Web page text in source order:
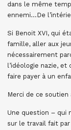
dans le même
ennemi…De
Si Benoit XVI, qui
famille, aller aux
nécessairement
l’idéologie nazie,
faire payer à un
Merci de ce soutien
Une question – qui
sur le travail fait